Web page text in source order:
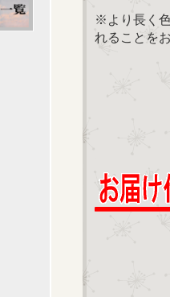
※より長く
れることを